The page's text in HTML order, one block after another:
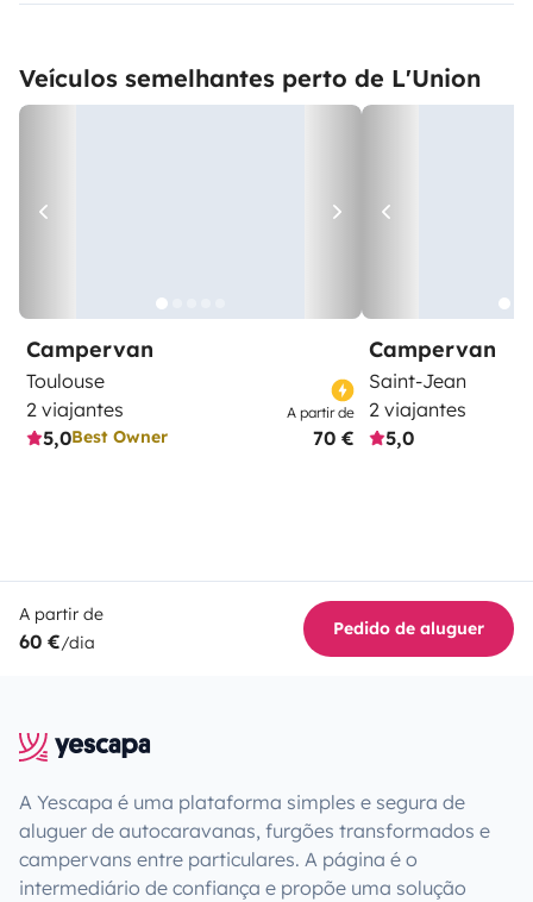
Veículos semelhantes perto de L'Union
Campervan
Toulouse
2 viajantes
5,0Best Owner
A partir de
70 €
Campervan
Saint-Jean
2 viajantes
5,0
A partir de
60 €/dia
Pedido de aluguer
A Yescapa é uma plataforma simples e segura de
aluguer de autocaravanas, furgões transformados e
campervans entre particulares. A página é o
intermediário de confiança e propõe uma solução